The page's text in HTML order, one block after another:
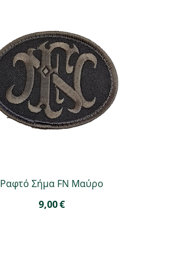
Ραφτό Σήμα FN Μαύρο
9,00€